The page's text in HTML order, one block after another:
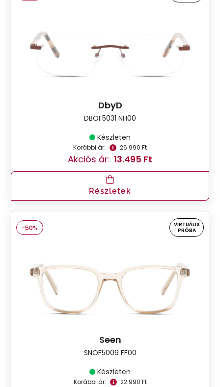
DbyD
DBOF5031 NH00
Készleten
Korábbi ár: 26.990 Ft
Akciós ár: 13.495 Ft
Részletek
-50%
VIRTUÁLIS
PRÓBA
Seen
SNOF5009 FF00
Készleten
Korábbi ár: 22.990 Ft